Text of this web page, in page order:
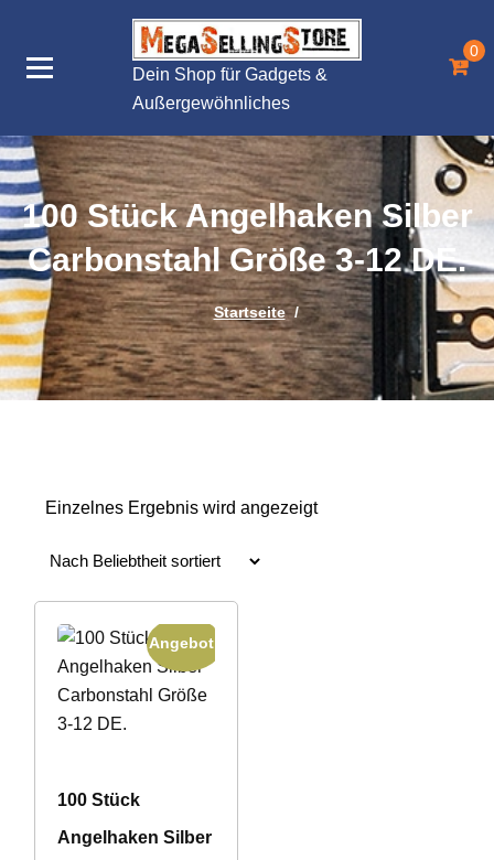
springen
Dein Shop für Gadgets &
Außergewöhnliches
0
100 Stück Angelhaken Silber
Carbonstahl Größe 3-12 DE.
Startseite/
Einzelnes Ergebnis wird angezeigt
Angebot!
100 Stück
Angelhaken Silber